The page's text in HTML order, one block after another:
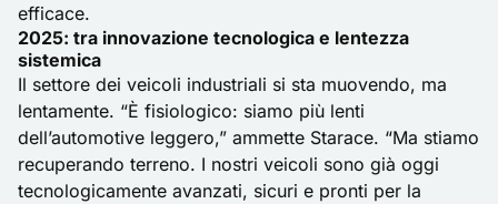
efficace.
2025: tra innovazione tecnologica e lentezza
sistemica
Il settore dei veicoli industriali si sta muovendo, ma
lentamente. “È fisiologico: siamo più lenti
dell’automotive leggero,” ammette Starace. “Ma stiamo
recuperando terreno. I nostri veicoli sono già oggi
tecnologicamente avanzati, sicuri e pronti per la